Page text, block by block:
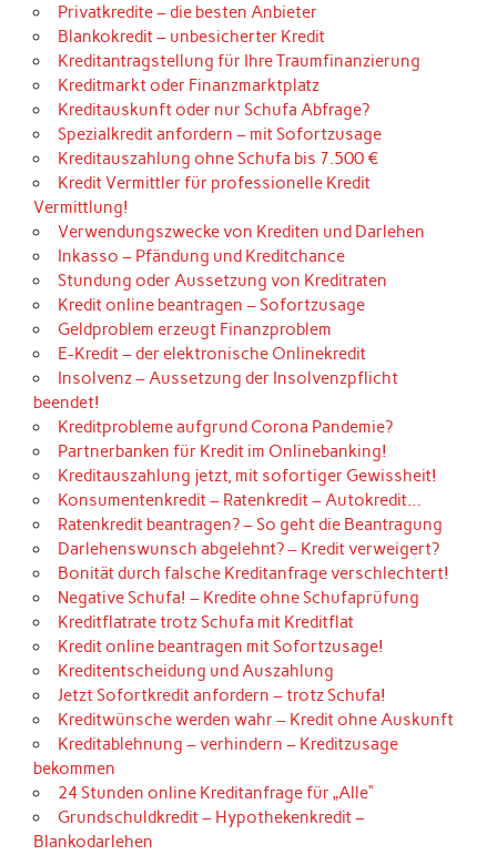
Privatkredite – die besten Anbieter
Blankokredit – unbesicherter Kredit
Kreditantragstellung für Ihre Traumfinanzierung
Kreditmarkt oder Finanzmarktplatz
Kreditauskunft oder nur Schufa Abfrage?
Spezialkredit anfordern – mit Sofortzusage
Kreditauszahlung ohne Schufa bis 7.500 €
Kredit Vermittler für professionelle Kredit
Vermittlung!
Verwendungszwecke von Krediten und Darlehen
Inkasso – Pfändung und Kreditchance
Stundung oder Aussetzung von Kreditraten
Kredit online beantragen – Sofortzusage
Geldproblem erzeugt Finanzproblem
E-Kredit – der elektronische Onlinekredit
Insolvenz – Aussetzung der Insolvenzpflicht
beendet!
Kreditprobleme aufgrund Corona Pandemie?
Partnerbanken für Kredit im Onlinebanking!
Kreditauszahlung jetzt, mit sofortiger Gewissheit!
Konsumentenkredit – Ratenkredit – Autokredit…
Ratenkredit beantragen? – So geht die Beantragung
Darlehenswunsch abgelehnt? – Kredit verweigert?
Bonität durch falsche Kreditanfrage verschlechtert!
Negative Schufa! – Kredite ohne Schufaprüfung
Kreditflatrate trotz Schufa mit Kreditflat
Kredit online beantragen mit Sofortzusage!
Kreditentscheidung und Auszahlung
Jetzt Sofortkredit anfordern – trotz Schufa!
Kreditwünsche werden wahr – Kredit ohne Auskunft
Kreditablehnung – verhindern – Kreditzusage
bekommen
24 Stunden online Kreditanfrage für „Alle“
Grundschuldkredit – Hypothekenkredit –
Blankodarlehen